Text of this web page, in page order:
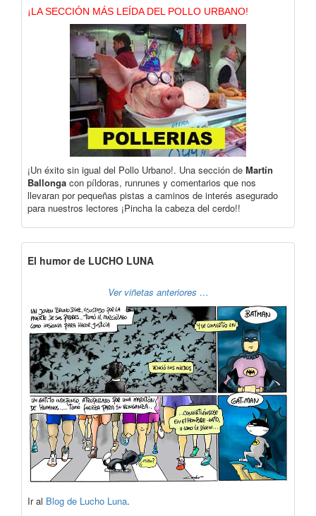
¡LA SECCIÓN MÁS LEÍDA DEL POLLO URBANO!
¡Un éxito sin igual del Pollo Urbano!. Una sección de Martín
Ballonga con píldoras, runrunes y comentarios que nos
llevaran por pequeñas pistas a caminos de interés asegurado
para nuestros lectores ¡Pincha la cabeza del cerdo!!
El humor de LUCHO LUNA
Ver viñetas anteriores …
Ir al Blog de Lucho Luna.